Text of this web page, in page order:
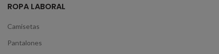
ROPA LABORAL
Camisetas
Pantalones